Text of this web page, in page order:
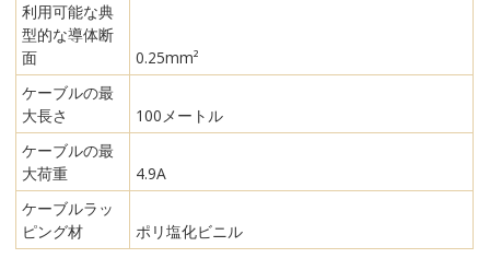
利用可能な典
型的な導体断
面
0.25mm²
ケーブルの最
大長さ
100メートル
ケーブルの最
大荷重
4.9A
ケーブルラッ
ピング材
ポリ塩化ビニル